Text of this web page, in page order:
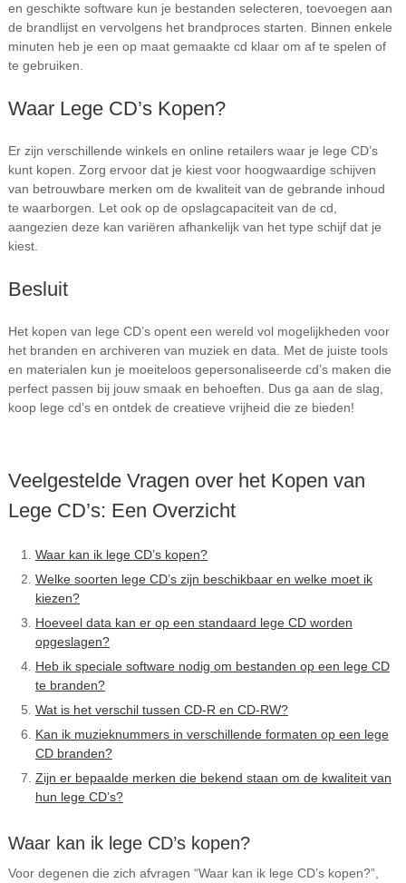
en geschikte software kun je bestanden selecteren, toevoegen aan
de brandlijst en vervolgens het brandproces starten. Binnen enkele
minuten heb je een op maat gemaakte cd klaar om af te spelen of
te gebruiken.
Waar Lege CD’s Kopen?
Er zijn verschillende winkels en online retailers waar je lege CD’s
kunt kopen. Zorg ervoor dat je kiest voor hoogwaardige schijven
van betrouwbare merken om de kwaliteit van de gebrande inhoud
te waarborgen. Let ook op de opslagcapaciteit van de cd,
aangezien deze kan variëren afhankelijk van het type schijf dat je
kiest.
Besluit
Het kopen van lege CD’s opent een wereld vol mogelijkheden voor
het branden en archiveren van muziek en data. Met de juiste tools
en materialen kun je moeiteloos gepersonaliseerde cd’s maken die
perfect passen bij jouw smaak en behoeften. Dus ga aan de slag,
koop lege cd’s en ontdek de creatieve vrijheid die ze bieden!
Veelgestelde Vragen over het Kopen van
Lege CD’s: Een Overzicht
Waar kan ik lege CD’s kopen?
Welke soorten lege CD’s zijn beschikbaar en welke moet ik
kiezen?
Hoeveel data kan er op een standaard lege CD worden
opgeslagen?
Heb ik speciale software nodig om bestanden op een lege CD
te branden?
Wat is het verschil tussen CD-R en CD-RW?
Kan ik muzieknummers in verschillende formaten op een lege
CD branden?
Zijn er bepaalde merken die bekend staan om de kwaliteit van
hun lege CD’s?
Waar kan ik lege CD’s kopen?
Voor degenen die zich afvragen “Waar kan ik lege CD’s kopen?”,